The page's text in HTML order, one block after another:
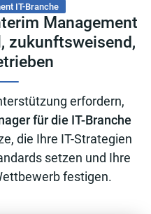
IT-Branche
Management
zukunftsweisend,
erfordern,
für die IT-Branche
die Ihre IT-Strategien
setzen und Ihre
festigen.